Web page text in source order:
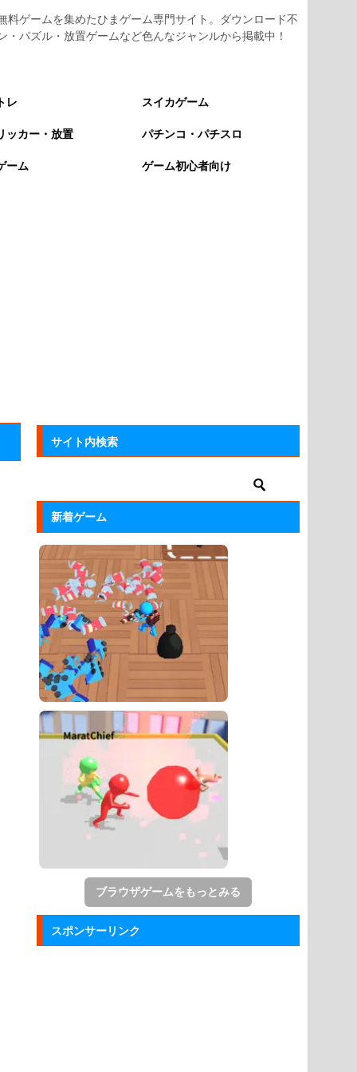
料ゲームを集めたひまゲーム専門サイト。ダウンロード不
パズル・放置ゲームなど色んなジャンルから掲載中！
レ スイカゲーム
ッカー・放置 パチンコ・パチスロ
ーム ゲーム初心者向け
サイト内検索
新着ゲーム
ブラウザゲームをもっとみる
スポンサーリンク